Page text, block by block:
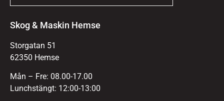
Skog & Maskin Hemse
Storgatan 51
62350 Hemse
Mån – Fre: 08.00-17.00
Lunchstängt: 12:00-13:00